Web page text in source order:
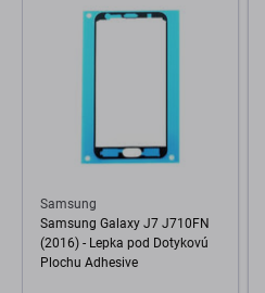
Samsung
Samsung Galaxy J7 J710FN
(2016) - Lepka pod Dotykovú
Plochu Adhesive